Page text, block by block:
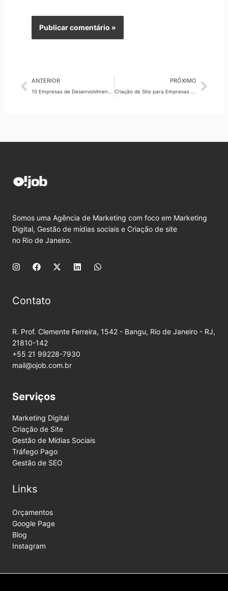
Anterior
ANTERIOR PRÓXIMO
Somos uma Agência de Marketing com foco em Marketing
Digital, Gestão de mídias sociais e Criação de site
no Rio de Janeiro.
Contato
R. Prof. Clemente Ferreira, 1542 - Bangu, Rio de Janeiro - RJ,
21810-142
+55 21 99228-7930
mail@ojob.com.br
Serviços
Marketing Digital
Criação de Site
Gestão de Mídias Sociais
Tráfego Pago
Gestão de SEO
Links
Orçamentos
Google Page
Blog
Instagram